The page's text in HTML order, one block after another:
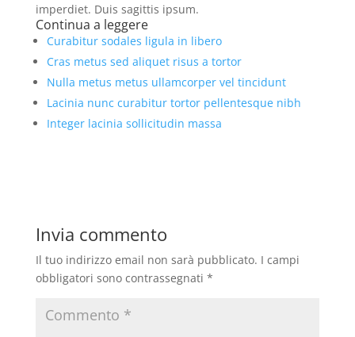
imperdiet. Duis sagittis ipsum.
Continua a leggere
Curabitur sodales ligula in libero
Cras metus sed aliquet risus a tortor
Nulla metus metus ullamcorper vel tincidunt
Lacinia nunc curabitur tortor pellentesque nibh
Integer lacinia sollicitudin massa
Invia commento
Il tuo indirizzo email non sarà pubblicato. I campi
obbligatori sono contrassegnati *